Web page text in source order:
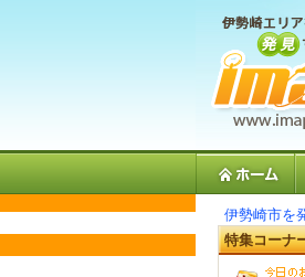
伊勢崎市を
特集コーナ